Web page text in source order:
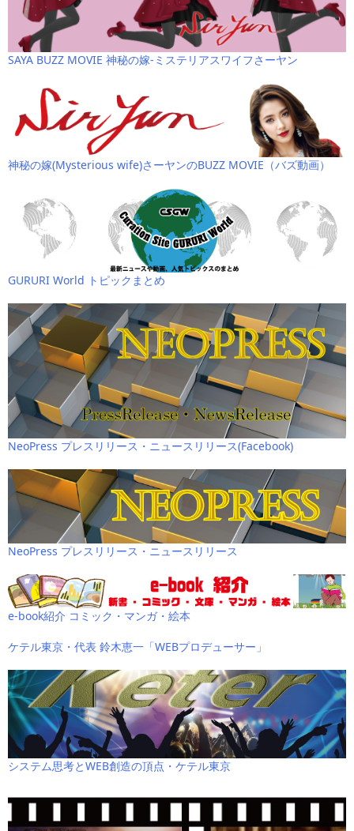
SAYA BUZZ MOVIE 神秘の嫁-ミステリアスワイフさーヤン
神秘の嫁(Mysterious wife)さーヤンのBUZZ MOVIE（バズ動画）
GURURI World トピックまとめ
NeoPress プレスリリース・ニュースリリース(Facebook)
NeoPress プレスリリース・ニュースリリース
e-book紹介 コミック・マンガ・絵本
ケテル東京・代表 鈴木恵一「WEBプロデューサー」
システム思考とWEB創造の頂点・ケテル東京